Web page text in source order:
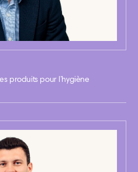
produits pour l’hygiène